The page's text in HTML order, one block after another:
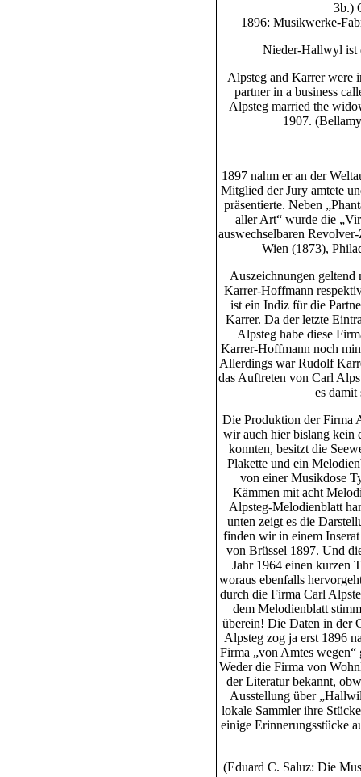
3b.)
1896: Musikwerke-
Nieder-Hallwyl ist
Alpsteg and Karrer were
partner in a business
Alpsteg married the
1907.
1897 nahm er an der
Mitglied der Jury amtete
präsentierte. Neben
aller Art“ wurde die
auswechselbaren
Wien (1873),
Auszeichnungen geltend
Karrer-Hoffmann
ist ein Indiz für die
Karrer. Da der letzte
Alpsteg habe diese
Karrer-Hoffmann noch
Allerdings war Rudolf
das Auftreten von Carl
es damit
Die Produktion der Firma
wir auch hier bislang kein
konnten, besitzt die
Plakette und ein
von einer Musikdose
Kämmen mit acht
Alpsteg-Melodienblatt
unten zeigt es die
finden wir in einem
von Brüssel 1897. Und
Jahr 1964 einen kurzen
woraus ebenfalls
durch die Firma Carl
dem Melodienblatt
überein! Die Daten in der
Alpsteg zog ja erst 1896
Firma „von Amtes
Weder die Firma von
der Literatur bekannt,
Ausstellung über
lokale Sammler ihre
einige Erinnerungsstücke
(Eduard C. Saluz: Die